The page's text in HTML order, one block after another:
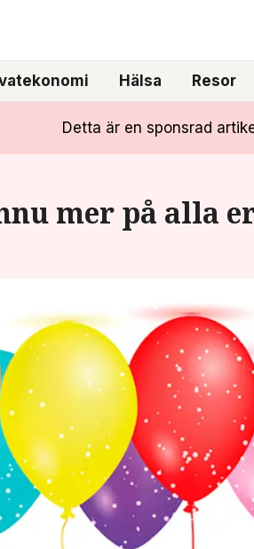
Hälsa Resor
Detta är en sponsrad
mer på alla